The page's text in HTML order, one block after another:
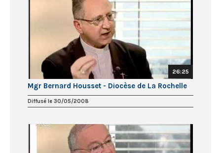
26:25
Mgr Bernard Housset - Diocèse de La Rochelle
Diffusé le 30/05/2008